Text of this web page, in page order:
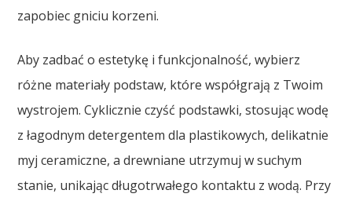
zapobiec gniciu korzeni.
Aby zadbać o estetykę i funkcjonalność, wybierz
różne materiały podstaw, które współgrają z Twoim
wystrojem. Cyklicznie czyść podstawki, stosując wodę
z łagodnym detergentem dla plastikowych, delikatnie
myj ceramiczne, a drewniane utrzymuj w suchym
stanie, unikając długotrwałego kontaktu z wodą. Przy